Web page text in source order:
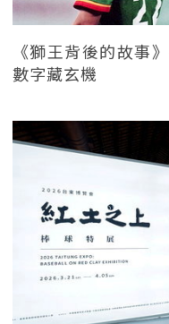
《獅王背後的故事
數字藏玄機